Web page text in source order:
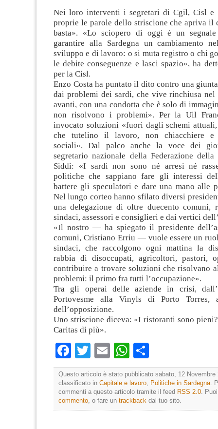
Nei loro interventi i segretari di Cgil, Cisl e
proprie le parole dello striscione che apriva il
basta». «Lo sciopero di oggi è un
garantire alla Sardegna un cambiamento
sviluppo e di lavoro: o si muta registro o chi
le debite conseguenze e lasci spazio», ha
per la Cisl.
Enzo Costa ha puntato il dito contro una
dai problemi dei sardi, che vive rinchiusa nel
avanti, con una condotta che è solo di
non risolvono i problemi». Per la Uil
invocato soluzioni «fuori dagli schemi attuali,
che tutelino il lavoro, non chiacchiere e
sociali». Dal palco anche la voce dei
segretario nazionale della Federazione della
Siddi: «I sardi non sono né arresi né
politiche che sappiano fare gli interessi
battere gli speculatori e dare una mano alle
Nel lungo corteo hanno sfilato diversi
una delegazione di oltre duecento comuni,
sindaci, assessori e consiglieri e dai vertici
«Il nostro — ha spiegato il presidente
comuni, Cristiano Erriu — vuole essere un
sindaci, che raccolgono ogni mattina la
rabbia di disoccupati, agricoltori, pastori,
contribuire a trovare soluzioni che risolvano
problemi: il primo fra tutti l’occupazione».
Tra gli operai delle aziende in crisi,
Portovesme alla Vinyls di Porto Torres,
dell’opposizione.
Uno striscione diceva: «I ristoranti sono
Caritas di più».
Facebook
TwitterEmailWhatsApp
Questo articolo è stato pubblicato sabato, 12 Novembre
classificato in Capitale e lavoro, Politiche in Sardegna.
commenti a questo articolo tramite il feed RSS 2.0.
commento, o fare un trackback dal tuo sito.